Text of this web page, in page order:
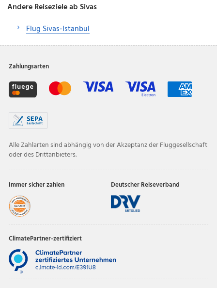
Andere Reiseziele ab Sivas
Flug Sivas-Istanbul